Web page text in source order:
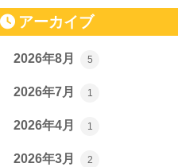
アーカイブ
2026年8月 5
2026年7月 1
2026年4月 1
2026年3月 2